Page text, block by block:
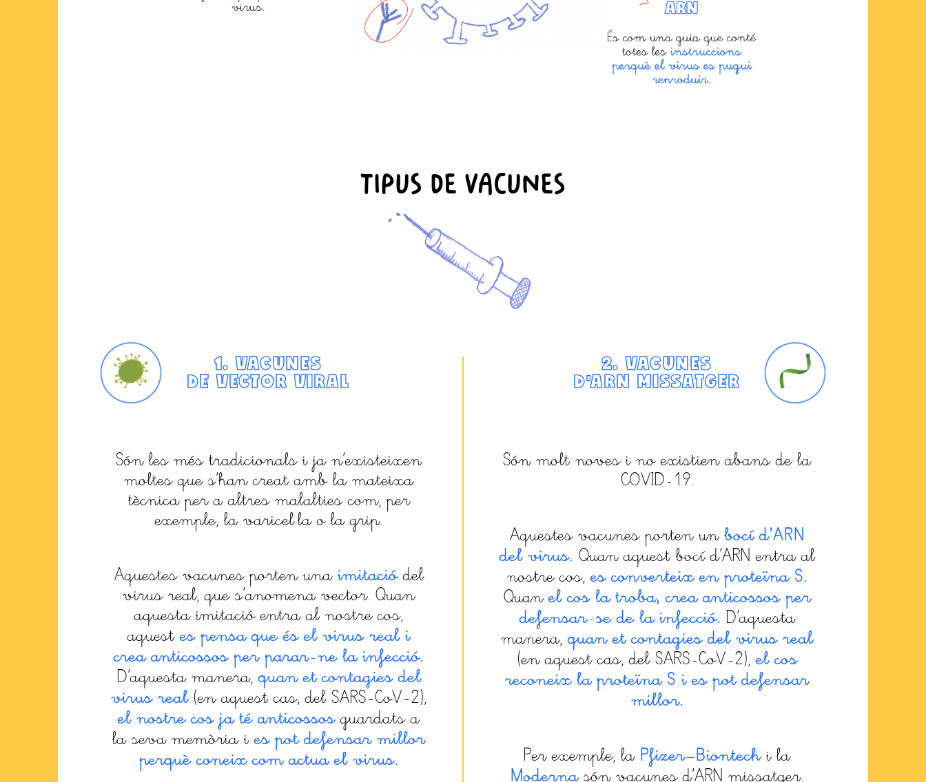
TIPUS DE VACUNES
1. VACUNES
DEVECTOR VIRAL
Són les més tradicionals i ja n’existeixen
moltes que s’han creat amb la mateixa
tècnica per a altres malalties com, per
exemple, la varicel·la o la grip.
Aquestes vacunes porten una imitaciódel
virus real, que s’anomena vector. Quan
aquesta imitació entra al nostre cos,
aquestes pensa que és el virus real i
crea anticossos per parar-ne la infecció.
D’aquesta manera,quan et contagies del
virus real(en aquest cas, del SARS-CoV-2),
el nostre cos ja té anticossosguardats a
la seva memòria ies pot defensar millor
perquè coneix com actua el virus.
2. VACUNES
D’ARN MISSATGER
Són molt noves i no existien abans de la
COVID-19.
Aquestes vacunes porten un bocí d’ARN
del virus. Quan aquest bocí d’ARN entra al
nostre cos,es converteix en proteïna S.
Quanel cos la troba, crea anticossos per
defensar-se de la infecció. D’aquesta
manera,quan et contagies del virus real
(en aquest cas, del SARS-CoV-2),el cos
reconeix la proteïna S i es pot defensar
millor.
Per exemple, la Pfizer–Biontechi la
Modernasón vacunes d’ARN missatger.